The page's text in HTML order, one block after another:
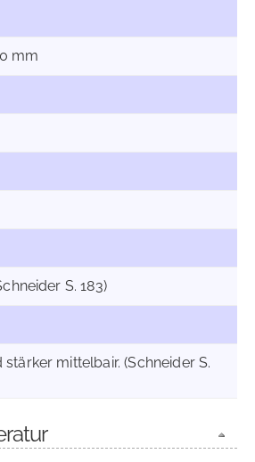
mm
S. 183)
stärker mittelbair. (Schneider S.